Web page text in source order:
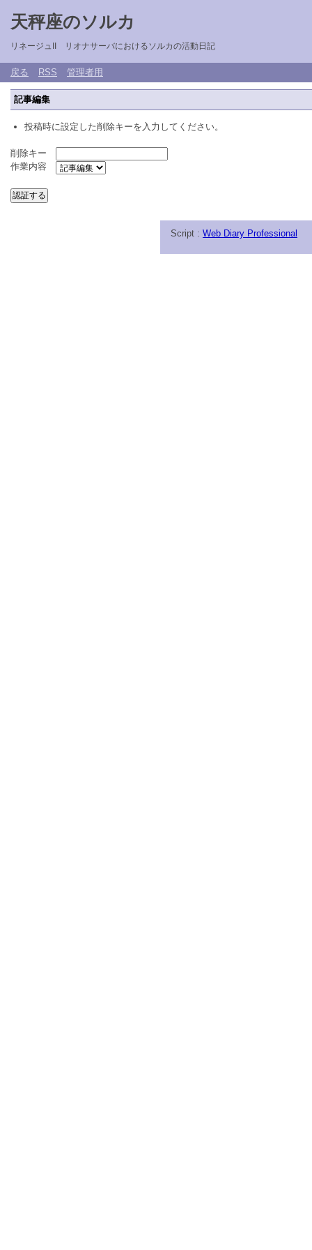
天秤座のソルカ
リネージュII リオナサーバにおけるソルカの活動日記
戻る RSS 管理者用
記事編集
投稿時に設定した削除キーを入力してください。
削除キー
作業内容
Script : Web Diary Professional